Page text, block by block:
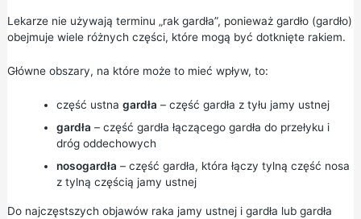
Lekarze nie używają terminu „rak gardła”, ponieważ gardło (gardło)
obejmuje wiele różnych części, które mogą być dotknięte rakiem.
Główne obszary, na które może to mieć wpływ, to:
część ustna gardła – część gardła z tyłu jamy ustnej
gardła – część gardła łączącego gardła do przełyku i
dróg oddechowych
nosogardła – część gardła, która łączy tylną część nosa
z tylną częścią jamy ustnej
Do najczęstszych objawów raka jamy ustnej i gardła lub gardła